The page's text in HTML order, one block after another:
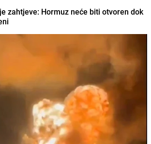
zahtjeve: Hormuz neće biti otvoren dok